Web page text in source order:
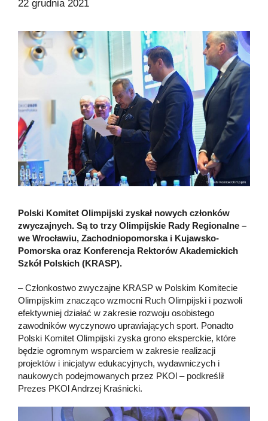
22 grudnia 2021
Polski Komitet Olimpijski zyskał nowych członków
zwyczajnych. Są to trzy Olimpijskie Rady Regionalne –
we Wrocławiu, Zachodniopomorska i Kujawsko-
Pomorska oraz Konferencja Rektorów Akademickich
Szkół Polskich (KRASP).
– Członkostwo zwyczajne KRASP w Polskim Komitecie
Olimpijskim znacząco wzmocni Ruch Olimpijski i pozwoli
efektywniej działać w zakresie rozwoju osobistego
zawodników wyczynowo uprawiających sport. Ponadto
Polski Komitet Olimpijski zyska grono eksperckie, które
będzie ogromnym wsparciem w zakresie realizacji
projektów i inicjatyw edukacyjnych, wydawniczych i
naukowych podejmowanych przez PKOl – podkreślił
Prezes PKOl Andrzej Kraśnicki.